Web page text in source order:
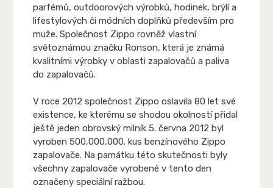
parfémů, outdoorových výrobků, hodinek, brýlí a
lifestylových či módních doplňků především pro
muže. Společnost Zippo rovněž vlastní
světoznámou značku Ronson, která je známá
kvalitními výrobky v oblasti zapalovačů a paliva
do zapalovačů.
V roce 2012 společnost Zippo oslavila 80 let své
existence, ke kterému se shodou okolností přidal
ještě jeden obrovský milník 5. června 2012 byl
vyroben 500,000,000. kus benzínového Zippo
zapalovače. Na památku této skutečnosti byly
všechny zapalovače vyrobené v tento den
označeny speciální ražbou.